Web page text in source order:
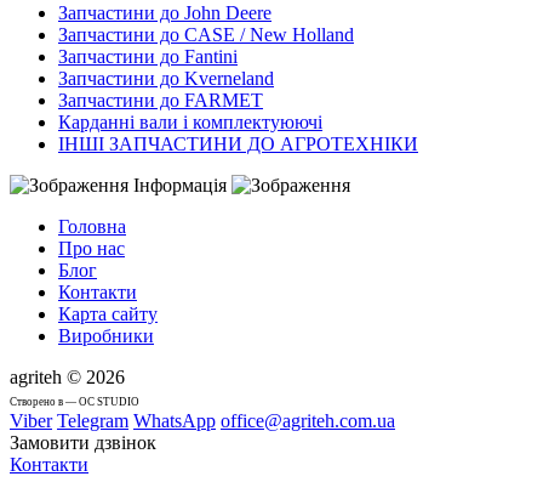
Запчастини до John Deere
Запчастини до CASE / New Holland
Запчастини до Fantini
Запчастини до Kverneland
Запчастини до FARMET
Карданні вали і комплектуюючі
ІНШІ ЗАПЧАСТИНИ ДО АГРОТЕХНІКИ
Інформація
Головна
Про нас
Блог
Контакти
Карта сайту
Виробники
agriteh © 2026
Cтворено в — OC STUDIO
Viber Telegram WhatsApp office@agriteh.com.ua
Замовити дзвінок
Контакти